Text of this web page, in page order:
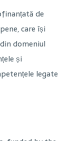
de
care își
domeniul
și
legate